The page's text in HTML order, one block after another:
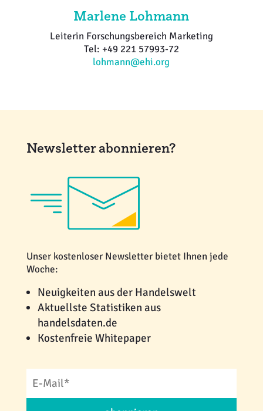
Marlene Lohmann
Leiterin Forschungsbereich Marketing
Tel: +49 221 57993-72
lohmann@ehi.org
Newsletter abonnieren?
Unser kostenloser Newsletter bietet Ihnen jede
Woche:
Neuigkeiten aus der Handelswelt
Aktuellste Statistiken aus
handelsdaten.de
Kostenfreie Whitepaper